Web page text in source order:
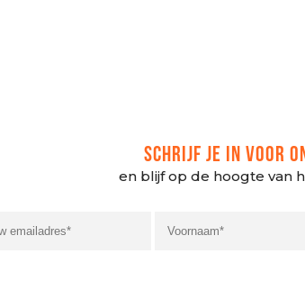
SCHRIJF JE IN VOOR
en blijf op de hoogte van